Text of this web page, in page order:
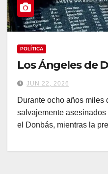
POLÍTICA
Los Ángeles de
JUN 22, 2026
Durante ocho años miles
salvajemente
el Donbás, mientras la